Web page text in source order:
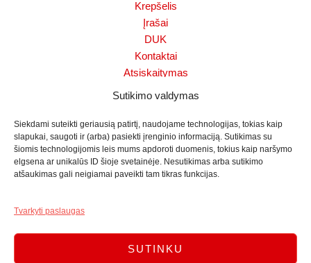
Sutikimo valdymas
Siekdami suteikti geriausią patirtį, naudojame technologijas, tokias kaip
slapukai, saugoti ir (arba) pasiekti įrenginio informaciją. Sutikimas su
šiomis technologijomis leis mums apdoroti duomenis, tokius kaip naršymo
elgsena ar unikalūs ID šioje svetainėje. Nesutikimas arba sutikimo
atšaukimas gali neigiamai paveikti tam tikras funkcijas.
Tvarkyti paslaugas
SUTINKU
Krepšelis
Įrašai
DUK
Kontaktai
Atsiskaitymas
Slapukų politika (ES)
Mano paskyra
Pinigų grąžinimo politika
Dronų aptikimo sistema
Naujausi straipsniai